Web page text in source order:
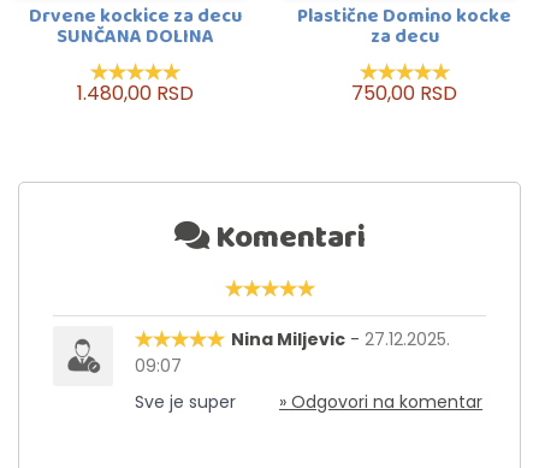
Drvene kockice za decu
SUNČANA DOLINA
1.480,00 RSD
Plastične Domino kocke
za decu
750,00 RSD
Komentari
Nina Miljevic - 27.12.2025.
09:07
Sve je super
» Odgovori na komentar